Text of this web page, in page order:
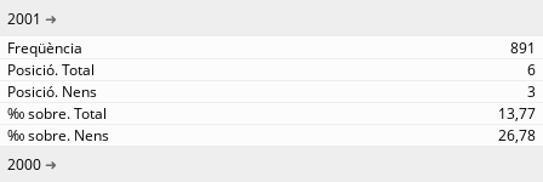
2001
891
6
3
13,77
26,78
2000